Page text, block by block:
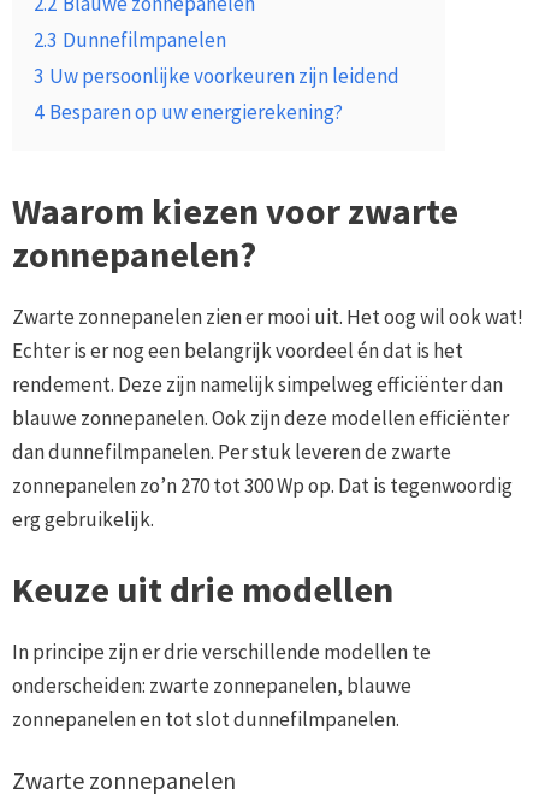
2.3 Dunnefilmpanelen
3 Uw persoonlijke voorkeuren zijn leidend
4 Besparen op uw energierekening?
Waarom kiezen voor zwarte
zonnepanelen?
Zwarte zonnepanelen zien er mooi uit. Het oog wil ook wat!
Echter is er nog een belangrijk voordeel én dat is het
rendement. Deze zijn namelijk simpelweg efficiënter dan
blauwe zonnepanelen. Ook zijn deze modellen efficiënter
dan dunnefilmpanelen. Per stuk leveren de zwarte
zonnepanelen zo’n 270 tot 300 Wp op. Dat is tegenwoordig
erg gebruikelijk.
Keuze uit drie modellen
In principe zijn er drie verschillende modellen te
onderscheiden: zwarte zonnepanelen, blauwe
zonnepanelen en tot slot dunnefilmpanelen.
Zwarte zonnepanelen